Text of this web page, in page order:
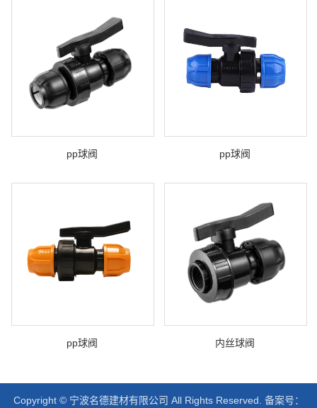
pp球阀 pp球阀
pp球阀 内丝球阀
Copyright © 宁波名德建材有限公司 All Rights Reserved. 备案号：